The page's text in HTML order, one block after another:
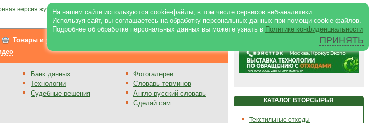
На нашем сайте используются cookie-файлы, в том числе сервисов веб-аналитики.
Используя сайт, вы соглашаетесь на обработку персональных данных при помощи cookie-файлов.
Подробнее об обработке персональных данных вы можете узнать в Политике конфиденциальности
ПРИНЯТЬ
версия журнала |Отзывы|Реклама на портале|Реклама в журнале |
Товары и услуги
Банк данных
Технологии
Судебные решения
Фотогалереи
Словарь терминов
Англо-русский словарь
Сделай сам
КАТАЛОГ ВТОРСЫРЬЯ
Текстильные отходы